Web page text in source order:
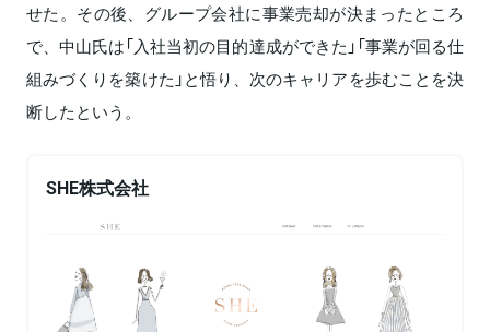
せた。その後、グループ会社に事業売却が決まったところ
で、中山氏は「入社当初の目的達成ができた」「事業が回る仕
組みづくりを築けた」と悟り、次のキャリアを歩むことを決
断したという。
SHE株式会社